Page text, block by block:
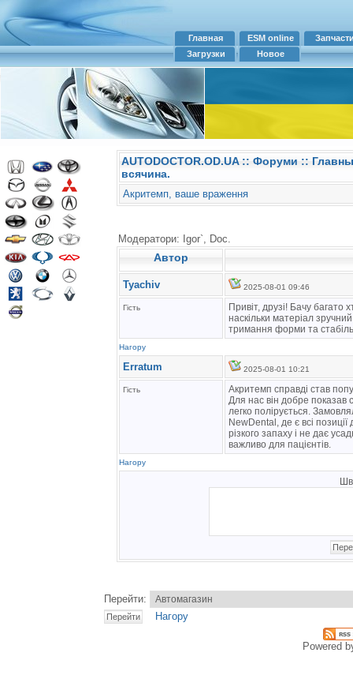
Главная ESM online
Загрузки
Новое
AUTODOCTOR.OD.UA:: Форуми ::
всячина.
Акритемп, ваше враження
Модератори: Igor`, Doc.
Автор
Tyachiv 2025-08-01 09:46
Гість
Привіт, друзі! Бачу
наскільки матеріал
тримання форми та
Нагору
Erratum 2025-08-01 10:21
Гість
Акритемп справді став
Для нас він добре показав
легко полірується.
NewDental, де є всі
різкого запаху і не дає
важливо для пацієнтів.
Нагору
Перейти:
Нагору
Powered